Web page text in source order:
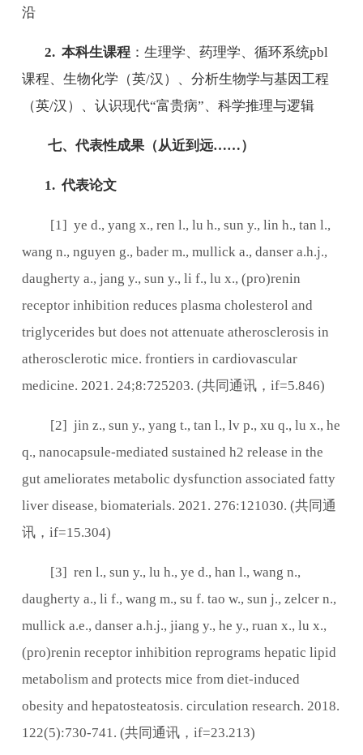
沿
2.本科生课程 ：生理学、药理学、循环系统pbl
课程、生物化学（英/汉）、分析生物学与基因工程
（英/汉）、认识现代“富贵病”、科学推理与逻辑
七、代表性成果（从近到远……）
1.代表论文
[1] ye d., yang x., ren l., lu h., sun y., lin h., tan l.,
wang n., nguyen g., bader m., mullick a., danser a.h.j.,
daugherty a., jang y., sun y., li f., lu x., (pro)renin
receptor inhibition reduces plasma cholesterol and
triglycerides but does not attenuate atherosclerosis in
atherosclerotic mice. frontiers in cardiovascular
medicine. 2021. 24;8:725203. (共同通讯，if=5.846)
[2] jin z., sun y., yang t., tan l., lv p., xu q., lu x., he
q., nanocapsule-mediated sustained h2 release in the
gut ameliorates metabolic dysfunction associated fatty
liver disease, biomaterials. 2021. 276:121030. (共同通
讯，if=15.304)
[3] ren l., sun y., lu h., ye d., han l., wang n.,
daugherty a., li f., wang m., su f. tao w., sun j., zelcer n.,
mullick a.e., danser a.h.j., jiang y., he y., ruan x., lu x.,
(pro)renin receptor inhibition reprograms hepatic lipid
metabolism and protects mice from diet-induced
obesity and hepatosteatosis. circulation research. 2018.
122(5):730-741. (共同通讯，if=23.213)